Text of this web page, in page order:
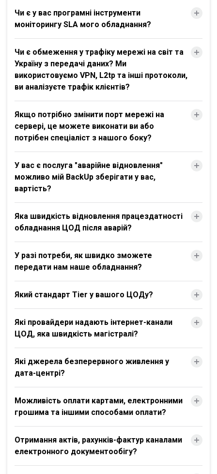
Чи є у вас програмні інструменти
моніторингу SLA мого обладнання?
Чи є обмеження у трафіку мережі на світ та
Україну з передачі даних? Ми
використовуємо VPN, L2tp та інші протоколи,
ви аналізуєте трафік клієнтів?
Якщо потрібно змінити порт мережі на
сервері, це можете виконати ви або
потрібен спеціаліст з нашого боку?
У вас є послуга "аварійне відновлення"
можливо мій BackUp зберігати у вас,
вартість?
Яка швидкість відновлення працездатності
обладнання ЦОД після аварій?
У разі потреби, як швидко зможете
передати нам наше обладнання?
Який стандарт Tier у вашого ЦОДу?
Які провайдери надають інтернет-канали
ЦОД, яка швидкість магістралі?
Які джерела безперервного живлення у
дата-центрі?
Можливість оплати картами, електронними
грошима та іншими способами оплати?
Отримання актів, рахунків-фактур каналами
електронного документообігу?